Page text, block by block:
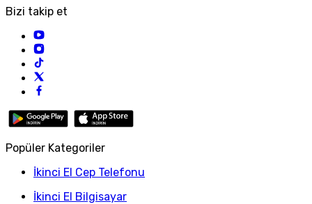
Bizi takip et
Popüler Kategoriler
İkinci El Cep Telefonu
İkinci El Bilgisayar